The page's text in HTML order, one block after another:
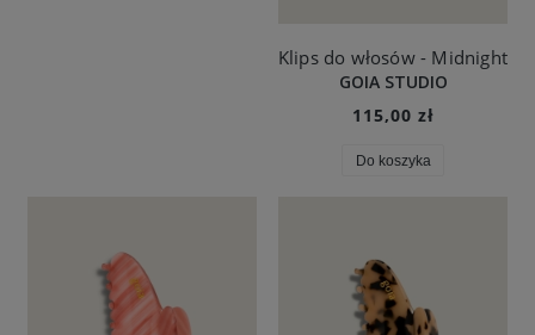
Klips do włosów - Midnight
GOIA STUDIO
115,00 zł
Do koszyka